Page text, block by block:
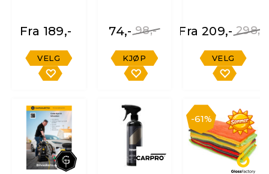
Fra 189,-
VELG
98,-
74,-
KJØP
298,-
Fra 209,-
VELG
61%